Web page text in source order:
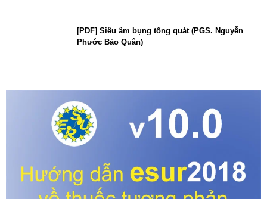
[PDF] Siêu âm bụng tổng quát (PGS. Nguyễn
Phước Bảo Quân)